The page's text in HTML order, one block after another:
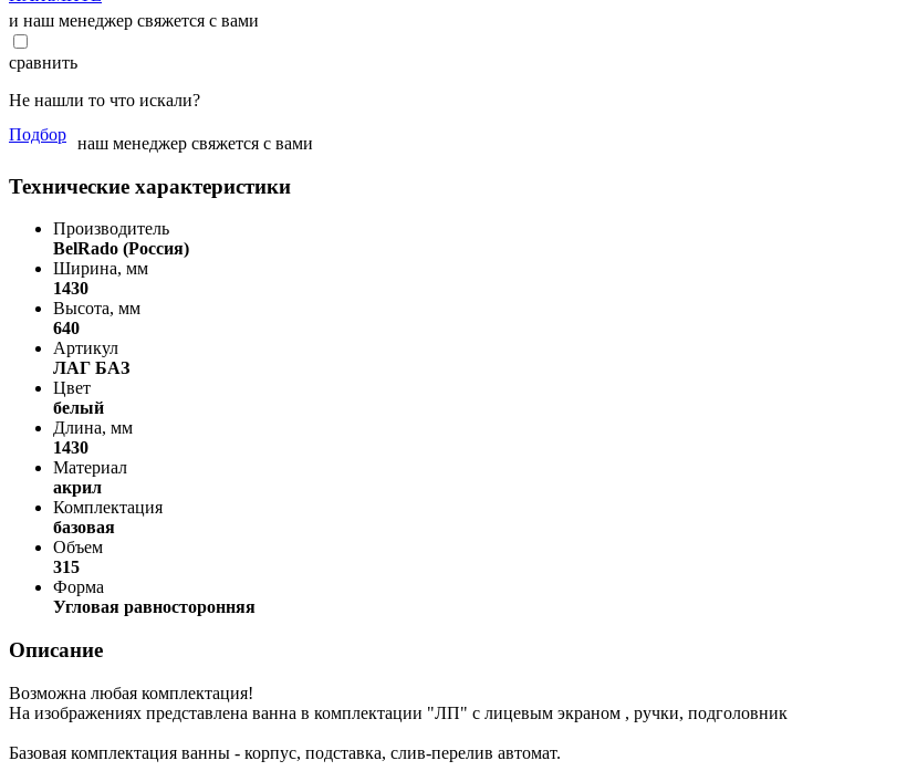
и наш менеджер свяжется с вами
сравнить
Не нашли то что искали?
Подбор наш менеджер свяжется с вами
Технические характеристики
Производитель
BelRado (Россия)
Ширина, мм
1430
Высота, мм
640
Артикул
ЛАГ БАЗ
Цвет
белый
Длина, мм
1430
Материал
акрил
Комплектация
базовая
Объем
315
Форма
Угловая равносторонняя
Описание
Возможна любая комплектация!
На изображениях представлена ванна в комплектации "ЛП" с лицевым экраном , ручки, подголовник
Базовая комплектация ванны - корпус, подставка, слив-перелив автомат.